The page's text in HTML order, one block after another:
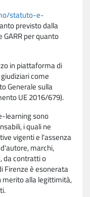
statuto-e-
previsto dalla
GARR per quanto
in piattaforma di
come
Generale sulla
UE 2016/679).
learning sono
i quali ne
vigenti e l'assenza
marchi,
da contratti o
Firenze è esonerata
merito alla legittimità,